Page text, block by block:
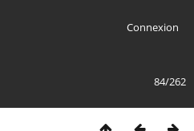
Connexion
84/262